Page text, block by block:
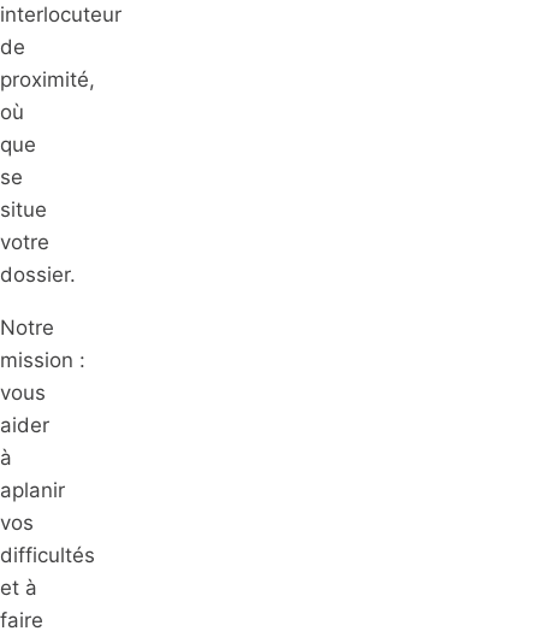
interlocuteur
de
proximité,
où
que
se
situe
votre
dossier.
Notre
mission :
vous
aider
à
aplanir
vos
difficultés
et à
faire